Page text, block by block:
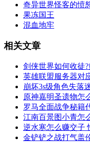
奇异世界怪客的愤
果冻国王
混血地牢
相关文章
剑侠世界如何收徒
英雄联盟服务器对
崩坏3s级角色失落
原神嘉明圣遗物怎
罗马全面战争秘籍
江南百景图小青怎
逆水寒怎么赚交子
金铲铲之战打气盖